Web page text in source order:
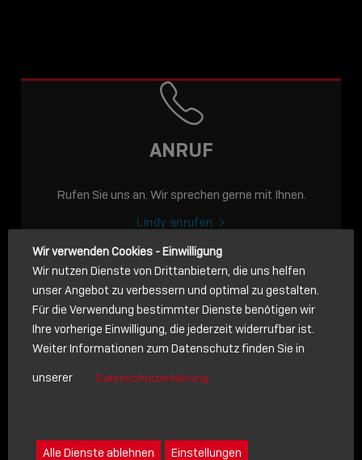
USB-C ÜBER LANGE
DISTANZEN: AKTIVE
USB-C-KABEL FÜR
STABILE 10 GBIT/S BIS
LINDY ACADEMY
ANRUF
Rufen Sie uns an. Wir sprechen gerne mit Ihnen.
Lindy anrufen
NACHRICHT
Schreiben Sie lieber? Dann schicken Sie uns gerne eine
Wir verwenden Cookies - Einwilligung
Wir nutzen Dienste von Drittanbietern, die uns helfen
unser Angebot zu verbessern und optimal zu gestalten.
Für die Verwendung bestimmter Dienste benötigen wir
Ihre vorherige Einwilligung, die jederzeit widerrufbar ist.
Weiter Informationen zum Datenschutz finden Sie in
unserer
Datenschutzerklärung
Alle Dienste ablehnen Einstellungen